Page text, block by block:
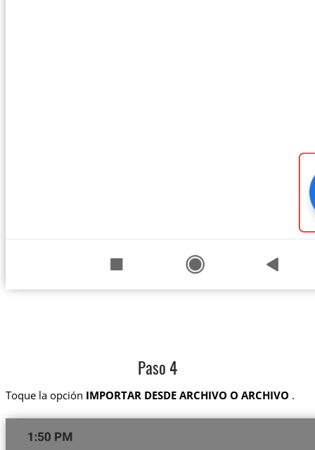
Paso 4
Toque la opción IMPORTAR DESDE ARCHIVO O ARCHIVO .